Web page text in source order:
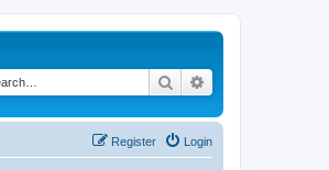
Search
Login
Register